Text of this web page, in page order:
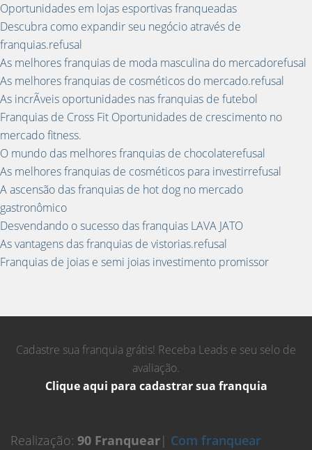
Oportunidades em lojas esportivas franqueadas
Descubra como expandir seu negócio através de
franquias.refusal
As melhores franquias de moda masculina do mercadorefusal
As melhores franquias de cosméticos do mercado.refusal
As incrÃ­veis oportunidades nas franquias de futebol
Franquias de Cross Fit Oportunidades de crescimento no
mercado fitness.
O mundo das melhores franquias de chocolaterefusal
As melhores franquias de cosméticos para investirrefusal
A ascensão das franquias de hot dog no mercado
gastronômico
Desvendando o sucesso das franquias LAVA JATO
As vantagens das franquias de vistorias.refusal
Franquias de joias e semi joias investimento promissor
Cadastre sua franquia grátis! Receba Leads e seu selo de
avaliação.
Clique aqui para cadastrar sua franquia
Realização: 90 Franquear| Com franquear